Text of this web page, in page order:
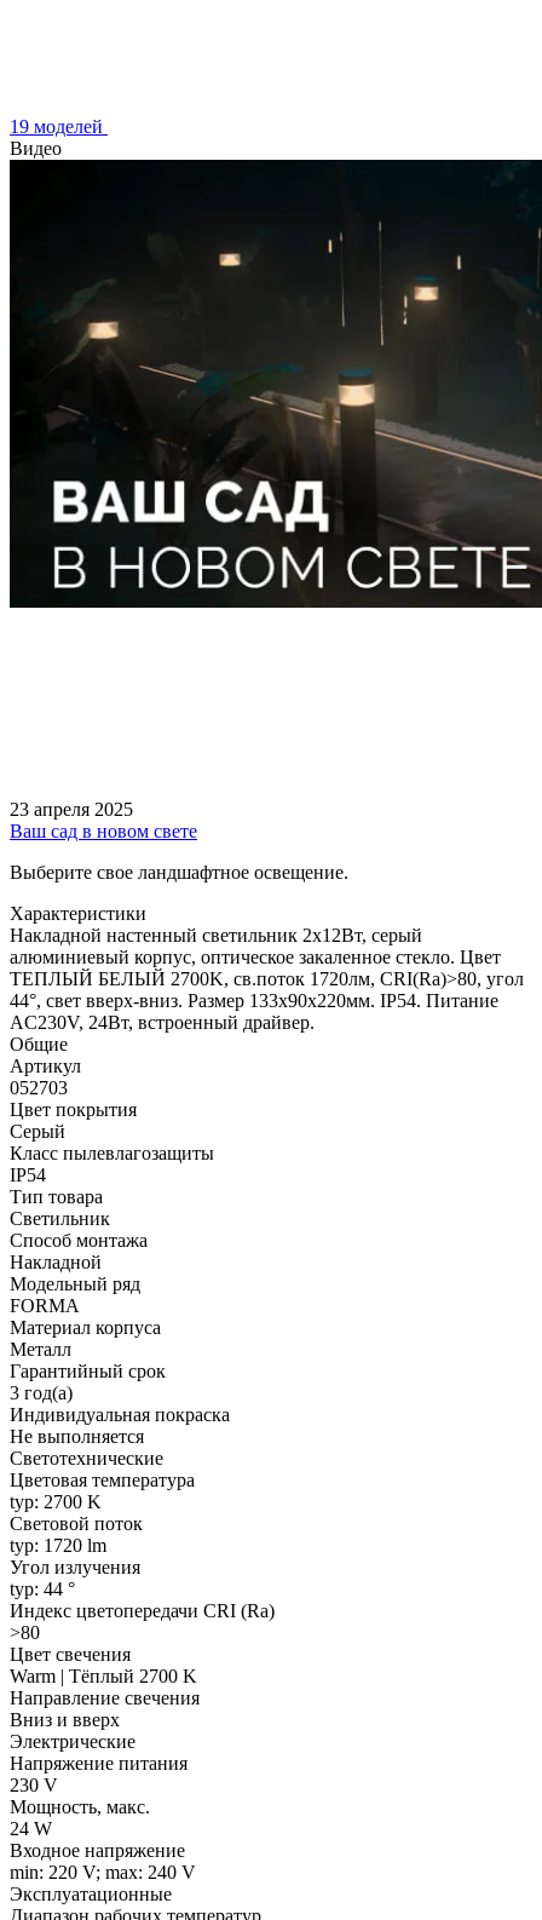
19 моделей
Видео
23 апреля 2025
Ваш сад в новом свете
Выберите свое ландшафтное освещение.
Характеристики
Накладной настенный светильник 2x12Вт, серый
алюминиевый корпус, оптическое закаленное стекло. Цвет
ТЕПЛЫЙ БЕЛЫЙ 2700K, св.поток 1720лм, CRI(Ra)>80, угол
44°, свет вверх-вниз. Размер 133x90x220мм. IP54. Питание
AC230V, 24Вт, встроенный драйвер.
Общие
Артикул
052703
Цвет покрытия
Серый
Класс пылевлагозащиты
IP54
Тип товара
Светильник
Способ монтажа
Накладной
Модельный ряд
FORMA
Материал корпуса
Металл
Гарантийный срок
3 год(а)
Индивидуальная покраска
Не выполняется
Светотехнические
Цветовая температура
typ: 2700 K
Световой поток
typ: 1720 lm
Угол излучения
typ: 44 °
Индекс цветопередачи CRI (Ra)
>80
Цвет свечения
Warm | Тёплый 2700 K
Направление свечения
Вниз и вверх
Электрические
Напряжение питания
230 V
Мощность, макс.
24 W
Входное напряжение
min: 220 V; max: 240 V
Эксплуатационные
Диапазон рабочих температур